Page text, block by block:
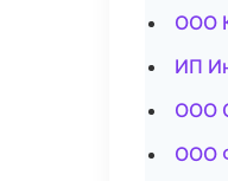
ООО
ИП
ООО
ООО